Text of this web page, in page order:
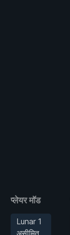
प्लेयर मॉड
Lunar 1
असीमित